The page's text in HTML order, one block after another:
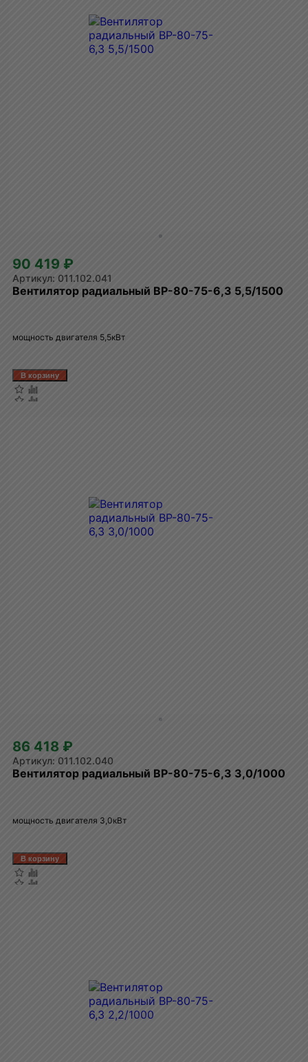
90 419 ₽
011.102.041
Вентилятор радиальный ВР-80-75-6,3 5,5/1500
мощность двигателя 5,5кВт
86 418 ₽
011.102.040
Вентилятор радиальный ВР-80-75-6,3 3,0/1000
мощность двигателя 3,0кВт